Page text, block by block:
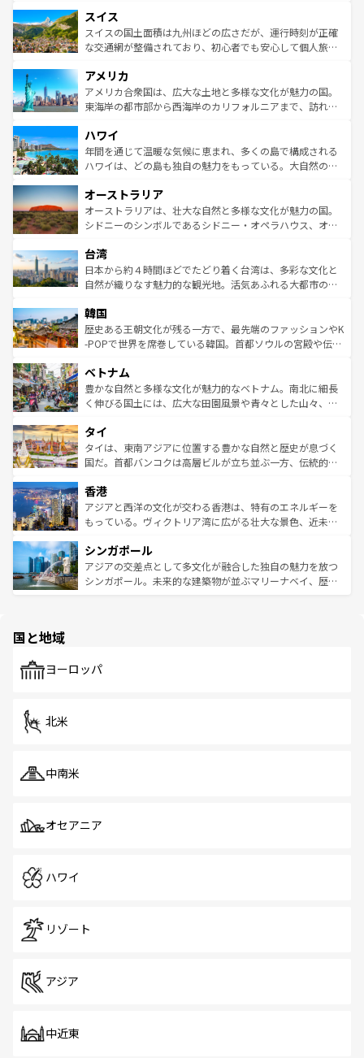
れる地方に足を運ぶとそれぞれで全く異なる文化を体験で
きるだろう。 なお、新着のフランス情報はコンテンツ一覧
を参照してほしい。
は、お酒好きな人にはぜひ体験してほしい。 なお、新着の
ドイツ情報はコンテンツ一覧を参照してほしい。
リアごとに異なる魅力がある。また、優雅なアフタヌーン
ティー、ビール好きにはたまらない英国パブ、サッカー観
戦など、本場だからこそできる体験も豊富。イギリスを旅
ンツ一覧を参照してほしい。
スイス
スイスの国土面積は九州ほどの広さだが、運行時刻が正確
な交通網が整備されており、初心者でも安心して個人旅行
の建物がそのまま残る町や、スイスならではのユニークな
博物館もあり、アルプス観光だけでなく町歩きも満喫する
ことができる。国民の所得が高いため物価も高いが、旅行
ば市内交通費無料で観光を楽しむこともできる。 なお、新
着のスイス情報はコンテンツ一覧 を参照してほしい。
アメリカ
アメリカ合衆国は、広大な土地と多様な文化が魅力の国。
東海岸の都市部から西海岸のカリフォルニアまで、訪れる
のような巨大都市は、観光、ショッピング、エンターテイ
ンメントが詰まった刺激的なスポットだ。一方、アメリカ
西部には大自然が広がり、グランドキャニオンやイエロー
部のニューオーリンズでは、音楽と美食が融合した独特の
文化が魅力。旅行者はアメリカの各地域で異なる魅力を楽
しみながら、その多様性と豊かな歴史を感じることができ
ならではの贅沢な旅のスタイルだ。 なお、新着のアメリカ
情報はコンテンツ一覧を参照してほしい。
ハワイ
年間を通じて温暖な気候に恵まれ、多くの島で構成される
ハワイは、どの島も独自の魅力をもっている。大自然の神
ワイ島は見逃せない。また、定番の観光地といえばオアフ
島だが、静かな自然を求めるならマウイ島やカウアイ島が
おすすめ。エメラルドグリーンに輝く海をはじめ、豊かな
れるおもてなしの心で訪れる人々を迎えてくれるハワイの
人々、おいしいローカルフードやハワイアンミュージッ
ク、伝統的なフラダンスなど、すべてがハワイの魅力を彩
ワイを、存分に味わってほしい。 なお、新着のハワイ情報
はコンテンツ一覧を参照してほしい。
オーストラリア
オーストラリアは、壮大な自然と多様な文化が魅力の国。
シドニーのシンボルであるシドニー・オペラハウス、オー
リアリーフや大陸中央部にそびえるウルル（エアーズロッ
ク）、タスマニアの美しい原生林やケアンズの熱帯雨林な
ど、見どころがたくさん。また、カフェやワイン、オージ
いる。アクティビティも充実しており、サーフィンやダイ
ビング、ハイキングなど、アウトドア好きにはたまらな
い。オーストラリアの多彩な魅力を存分に味わいつくそ
参照してほしい。
台湾
日本から約４時間ほどでたどり着く台湾は、多彩な文化と
自然が織りなす魅力的な観光地。活気あふれる大都市の台
ン）、静ひつな山岳地帯である台湾東部など、都市の喧騒
と山間の静けさが共存しており、訪れる人に新しい発見と
驚きをもたらしてくれる。また、奥深い台湾の食文化も魅
容にもいいと評判のスイーツなど、バラエティ豊かな料理
が味わえる。 なお、新着の台湾情報は コンテンツ一覧を参
照してほしい。
韓国
歴史ある王朝文化が残る一方で、最先端のファッションやK
-POPで世界を席巻している韓国。首都ソウルの宮殿や伝統
き、地方に足を延ばせば四季折々の自然美を楽しむことが
できる。そして、キムチや焼肉、絶品のストリートフード
まで、さまざまな韓国料理が待っている。夜には、韓国な
リティに包まれながら、韓国の多彩な魅力を心ゆくまで味
わってみてほしい。 なお、新着の韓国情報はコンテンツ一
覧を参照してほしい。
ベトナム
豊かな自然と多様な文化が魅力的なベトナム。南北に細長
く伸びる国土には、広大な田園風景や青々とした山々、世
急速な発展と共に伝統が息づく。ハノイの古い町並みやホ
ーチミン市のフランス統治時代の建物も、独特の雰囲気を
醸し出している。また、バラエティの豊かさとおいしさで
とつ。フォーやバインミー、ベトナムコーヒーなどは、ぜ
ひ現地で味わいたい。どの地域を訪れてもあたたかい人々
が旅行者を迎えてくれるので、きっと忘れられない旅にな
参照してほしい。
タイ
タイは、東南アジアに位置する豊かな自然と歴史が息づく
国だ。首都バンコクは高層ビルが立ち並ぶ一方、伝統的な
の活気が交差している。北部ではチェンマイなどの山岳地
帯で自然と触れ合い、南部ではプーケットやクラビの美し
いビーチでリゾート気分を楽しむことができる。タイ料理
激する。気候は一年中温暖で、どの季節にも異なる楽しみ
が待っている。親しみやすいタイの人々、仏教を中心とし
た文化、そして多様な観光資源が、訪れる旅人を魅了し続
香港
アジアと西洋の文化が交わる香港は、特有のエネルギーを
もっている。ヴィクトリア湾に広がる壮大な景色、近未来
み、どこを訪れても感動するはず。観光スポットが密集し
ており、効率よく見どころを回れるのも魅力。息をのむよ
うな絶景から文化的な体験まで、香港を存分に楽しみ尽く
シンガポール
アジアの交差点として多文化が融合した独自の魅力を放つ
シンガポール。未来的な建築物が並ぶマリーナベイ、歴史
で、ホーカーズは地元の風情を楽しめる外せないスポット
国と地域
ヨーロッパ
北米
中南米
オセアニア
ハワイ
リゾート
アジア
中近東